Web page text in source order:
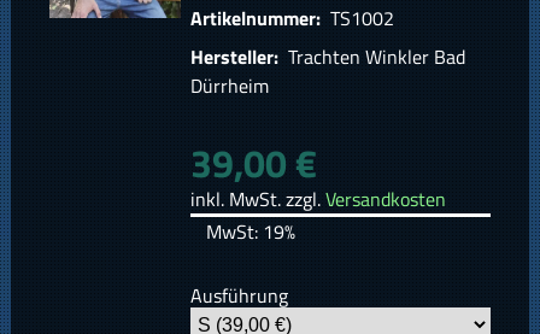
Artikelnummer: TS1002
Hersteller: Trachten Winkler Bad
Dürrheim
39,00 €
inkl. MwSt. zzgl.Versandkosten
MwSt: 19%
Ausführung